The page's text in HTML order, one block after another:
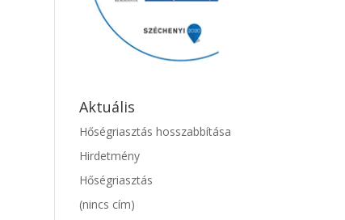
Aktuális
Hőségriasztás hosszabbítása
Hirdetmény
Hőségriasztás
(nincs cím)